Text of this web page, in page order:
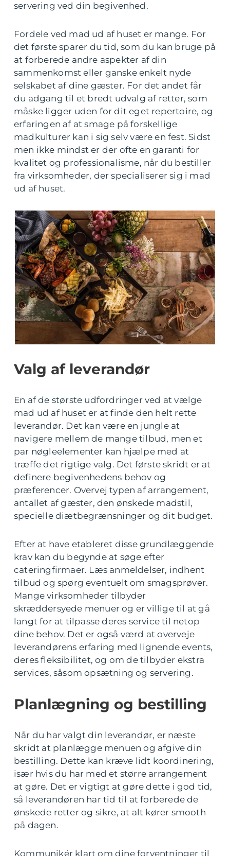
servering ved din begivenhed.
Fordele ved mad ud af huset er mange. For
det første sparer du tid, som du kan bruge på
at forberede andre aspekter af din
sammenkomst eller ganske enkelt nyde
selskabet af dine gæster. For det andet får
du adgang til et bredt udvalg af retter, som
måske ligger uden for dit eget repertoire, og
erfaringen af at smage på forskellige
madkulturer kan i sig selv være en fest. Sidst
men ikke mindst er der ofte en garanti for
kvalitet og professionalisme, når du bestiller
fra virksomheder, der specialiserer sig i mad
ud af huset.
Valg af leverandør
En af de største udfordringer ved at vælge
mad ud af huset er at finde den helt rette
leverandør. Det kan være en jungle at
navigere mellem de mange tilbud, men et
par nøgleelementer kan hjælpe med at
træffe det rigtige valg. Det første skridt er at
definere begivenhedens behov og
præferencer. Overvej typen af arrangement,
antallet af gæster, den ønskede madstil,
specielle diætbegrænsninger og dit budget.
Efter at have etableret disse grundlæggende
krav kan du begynde at søge efter
cateringfirmaer. Læs anmeldelser, indhent
tilbud og spørg eventuelt om smagsprøver.
Mange virksomheder tilbyder
skræddersyede menuer og er villige til at gå
langt for at tilpasse deres service til netop
dine behov. Det er også værd at overveje
leverandørens erfaring med lignende events,
deres fleksibilitet, og om de tilbyder ekstra
services, såsom opsætning og servering.
Planlægning og bestilling
Når du har valgt din leverandør, er næste
skridt at planlægge menuen og afgive din
bestilling. Dette kan kræve lidt koordinering,
især hvis du har med et større arrangement
at gøre. Det er vigtigt at gøre dette i god tid,
så leverandøren har tid til at forberede de
ønskede retter og sikre, at alt kører smooth
på dagen.
Kommunikér klart om dine forventninger til